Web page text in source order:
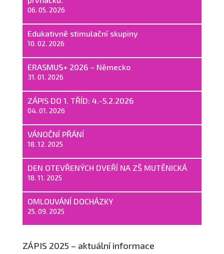
06. 05. 2026
Edukativně stimulační skupiny
10. 02. 2026
ERASMUS+ 2026 – Německo
31. 01. 2026
ZÁPIS DO 1. TŘÍD: 4.-5.2.2026
04. 01. 2026
VÁNOČNÍ PŘÁNÍ
18. 12. 2025
DEN OTEVŘENÝCH DVEŘÍ NA ZŠ MUTĚNICKÁ
18. 11. 2025
OMLOUVÁNÍ DOCHÁZKY
25. 09. 2025
ZÁPIS 2025 – aktuální informace